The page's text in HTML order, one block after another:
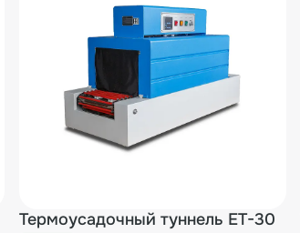
Термоусадочный туннель ET-30